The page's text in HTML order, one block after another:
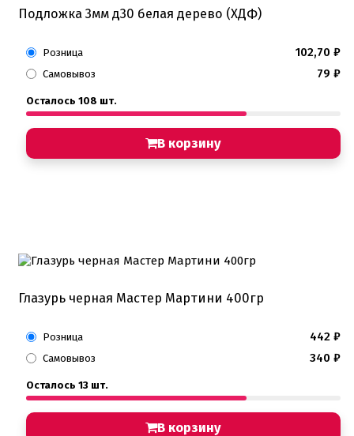
Подложка 3мм д30 белая дерево (ХДФ)
Розница 102,70 ₽
Самовывоз 79 ₽
Осталось 108 шт.
В корзину
Глазурь черная Мастер Мартини 400гр
Розница 442 ₽
Самовывоз 340 ₽
Осталось 13 шт.
В корзину